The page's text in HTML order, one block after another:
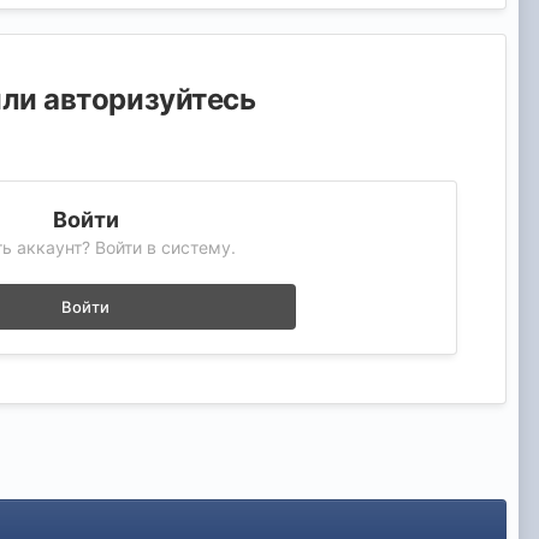
авторизуйтесь
Войти
аккаунт? Войти в систему.
Войти